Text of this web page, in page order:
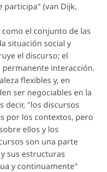
participa" (van Dijk,
el conjunto de las
situación social y
el discurso; el
interacción.
flexibles y, en
ser negociables en la
decir, "los discursos
por los contextos, pero
ellos y los
son una parte
sus estructuras
y continuamente"